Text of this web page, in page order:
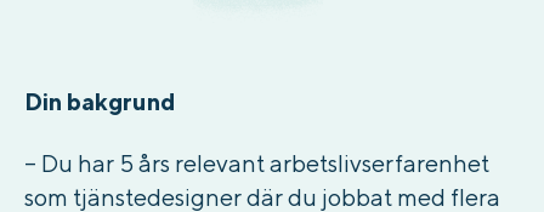
Din bakgrund
– Du har 5 års relevant arbetslivserfarenhet
som tjänstedesigner där du jobbat med flera